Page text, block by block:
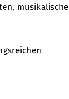
musikalische